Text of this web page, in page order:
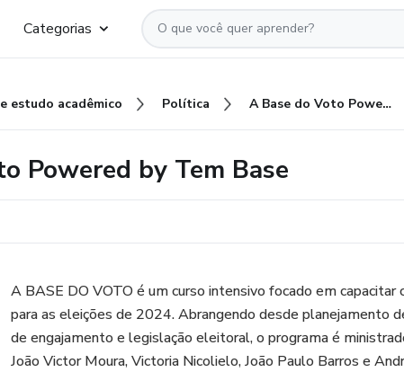
Categorias
estudo acadêmico Política A Base do Voto Powered by Tem Base
Powered by Tem Base
A BASE DO VOTO é um curso intensivo focado em capacitar
para as eleições de 2024. Abrangendo desde planejamento
de engajamento e legislação eleitoral, o programa é
João Victor Moura, Victoria Nicolielo, João Paulo Barros e